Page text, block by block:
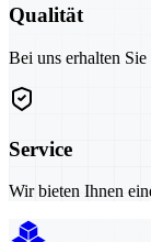
Qualität
Bei uns erhalten
Service
Wir bieten Ihnen